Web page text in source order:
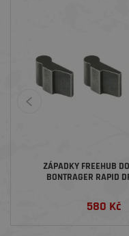
ZÁPADKY FREEHUB
BONTRAGER RAPID
580 Kč